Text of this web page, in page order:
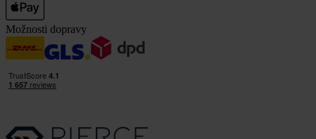
Možnosti dopravy